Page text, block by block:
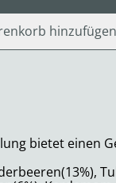
hinzufügen
bietet einen